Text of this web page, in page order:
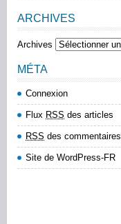
ARCHIVES
Archives
MÉTA
Connexion
Flux RSS des articles
RSS des commentaires
Site de WordPress-FR